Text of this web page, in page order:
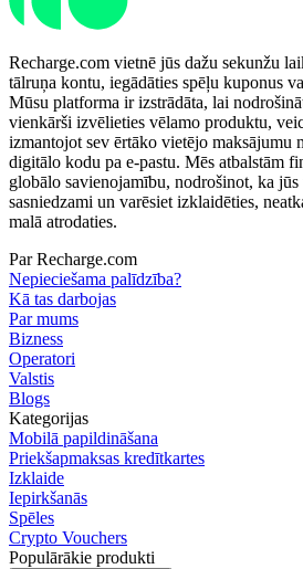
Recharge.com vietnē jūs dažu sekunžu
tālruņa kontu, iegādāties spēļu kuponus
Mūsu platforma ir izstrādāta, lai
vienkārši izvēlieties vēlamo produktu,
izmantojot sev ērtāko vietējo maksājumu
digitālo kodu pa e-pastu. Mēs atbalstām
globālo savienojamību, nodrošinot, ka
sasniedzami un varēsiet izklaidēties,
malā atrodaties.
Par Recharge.com
Nepieciešama palīdzība?
Kā tas darbojas
Par mums
Bizness
Operatori
Valstis
Blogs
Kategorijas
Mobilā papildināšana
Priekšapmaksas kredītkartes
Izklaide
Iepirkšanās
Spēles
Crypto Vouchers
Populārākie produkti